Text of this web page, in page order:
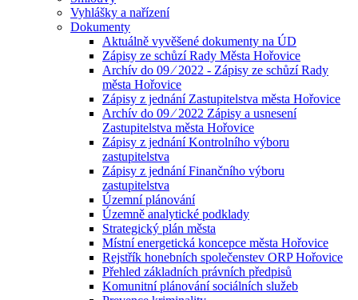
Vyhlášky a nařízení
Dokumenty
Aktuálně vyvěšené dokumenty na ÚD
Zápisy ze schůzí Rady Města Hořovice
Archív do 09 ⁄ 2022 - Zápisy ze schůzí Rady
města Hořovice
Zápisy z jednání Zastupitelstva města Hořovice
Archív do 09 ⁄ 2022 Zápisy a usnesení
Zastupitelstva města Hořovice
Zápisy z jednání Kontrolního výboru
zastupitelstva
Zápisy z jednání Finančního výboru
zastupitelstva
Územní plánování
Územně analytické podklady
Strategický plán města
Místní energetická koncepce města Hořovice
Rejstřík honebních společenstev ORP Hořovice
Přehled základních právních předpisů
Komunitní plánování sociálních služeb